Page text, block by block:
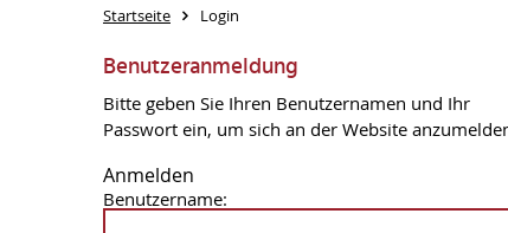
Startseite Login
Benutzeranmeldung
Bitte geben Sie Ihren Benutzernamen und Ihr
Passwort ein, um sich an der Website
Anmelden
Benutzername: